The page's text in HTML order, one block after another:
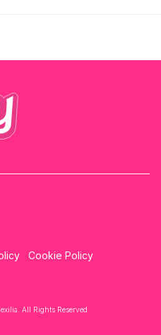
Cookie Policy
All Rights Reserved